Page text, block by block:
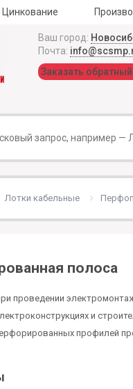
Цинкование
Ваш город:
Почта:
Заказать
Лотки кабельные
полоса
проведении
и
профилей